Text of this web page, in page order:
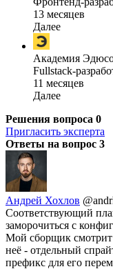
13 месяцев
Далее
Академия
Fullstack-
11 месяцев
Далее
Решения вопроса 0
Пригласить эксперта
Ответы на вопрос 3
Андрей Хохлов
Соответствующий
заморочиться с
Мой сборщик смотрит
неё - отдельный
префикс для его